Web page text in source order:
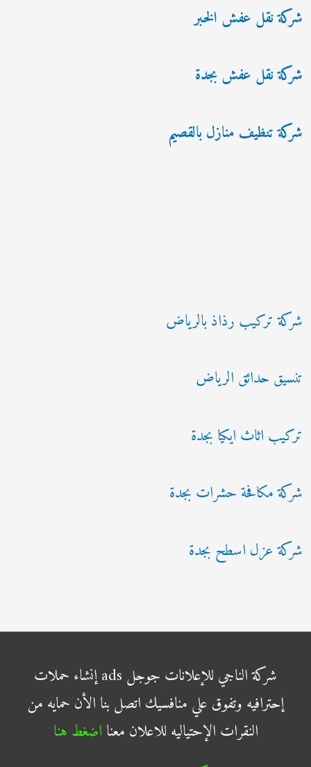
شركة نقل عفش الخبر
شركة نقل عفش بجدة
شركة تنظيف منازل بالقصيم
شركة تركيب رذاذ بالرياض
تنسيق حدائق الرياض
تركيب اثاث ايكيا بجدة
شركة مكافحة حشرات بجدة
شركة عزل اسطح بجدة
شركة الناجي للإعلانات جوجل ads إنشاء حملات
إحترافيه وتفوق علي منافسيك اتصل بنا الأن حمايه من
النقرات الإحتياليه للاعلان معنا اضغط هنا